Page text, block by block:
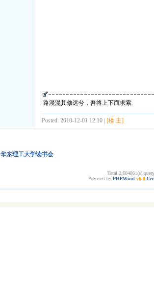
路漫漫其修远兮，吾将上下而求索
Posted: 2010-12-01 12:10 | [楼 主]
华东理工大学读书会
Total 2.604061(s)
Powered by PHPWind v6.0